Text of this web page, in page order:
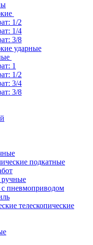
1/2
1/4
3/8
ударные
1
1/2
3/4
3/8
подкатные
ручные
с пневмоприводом
телескопические